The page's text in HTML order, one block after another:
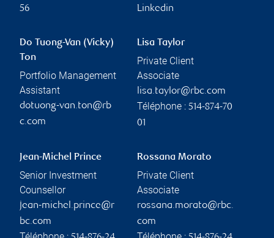
56
Linkedin
Do Tuong-Van (Vicky)
Ton
Portfolio Management
Assistant
dotuong-van.ton@rb
c.com
Lisa Taylor
Private Client
Associate
lisa.taylor@rbc.com
Téléphone : 514-874-70
01
Jean-Michel Prince
Senior Investment
Counsellor
jean-michel.prince@r
bc.com
Rossana Morato
Private Client
Associate
rossana.morato@rbc.
com